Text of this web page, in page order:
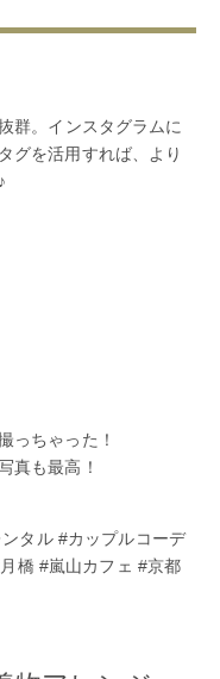
群。インスタグラムに
グを活用すれば、より
っちゃった！
真も最高！
タル #カップルコーデ
橋 #嵐山カフェ #京都